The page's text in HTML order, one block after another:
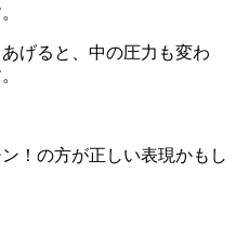
げると、中の圧力も変わ
！の方が正しい表現かもし